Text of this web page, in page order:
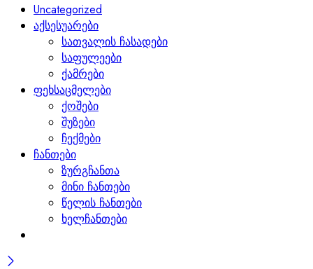
Uncategorized
აქსესუარები
სათვალის ჩასადები
საფულეები
ქამრები
ფეხსაცმელები
ქოშები
შუზები
ჩექმები
ჩანთები
ზურგჩანთა
მინი ჩანთები
წელის ჩანთები
ხელჩანთები